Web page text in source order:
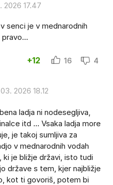
2026 17.47
senci je v mednarodnih
+12 16 4
2026 18.12
ladja ni nodesegljiva,
itd ... Vsaka ladja more
je takoj sumljiva za
v mednarodnih vodah
ki je bližje državi, isto tudi
države s tem, kjer najbližje
kot ti govoriš, potem bi